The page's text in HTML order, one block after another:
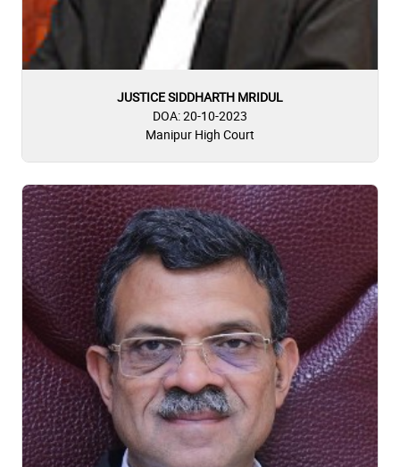
JUSTICE SIDDHARTH MRIDUL
DOA: 20-10-2023
Manipur High Court